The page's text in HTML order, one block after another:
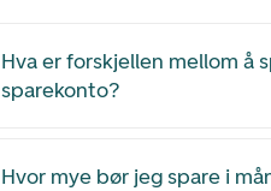
Hva er forskjellen mellom å
sparekonto?
Hvor mye bør jeg spare i